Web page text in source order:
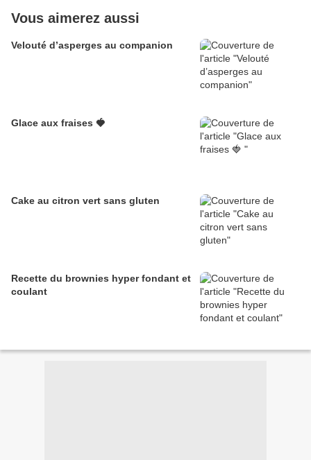
Vous aimerez aussi
Velouté d’asperges au companion
Glace aux fraises 🍓
Cake au citron vert sans gluten
Recette du brownies hyper fondant et
coulant